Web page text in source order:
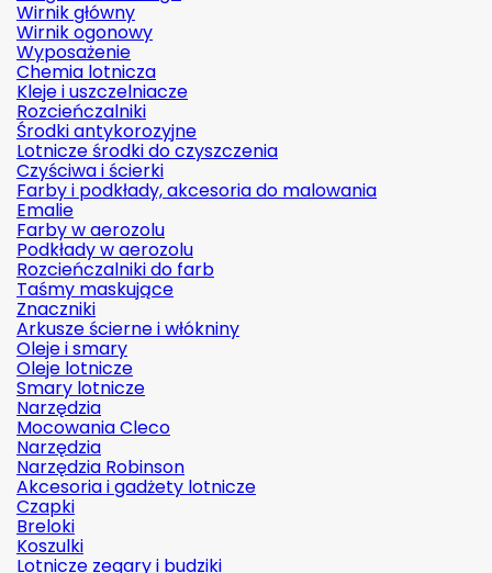
Wirnik główny
Wirnik ogonowy
Wyposażenie
Chemia lotnicza
Kleje i uszczelniacze
Rozcieńczalniki
Środki antykorozyjne
Lotnicze środki do czyszczenia
Czyściwa i ścierki
Farby i podkłady, akcesoria do malowania
Emalie
Farby w aerozolu
Podkłady w aerozolu
Rozcieńczalniki do farb
Taśmy maskujące
Znaczniki
Arkusze ścierne i włókniny
Oleje i smary
Oleje lotnicze
Smary lotnicze
Narzędzia
Mocowania Cleco
Narzędzia
Narzędzia Robinson
Akcesoria i gadżety lotnicze
Czapki
Breloki
Koszulki
Lotnicze zegary i budziki